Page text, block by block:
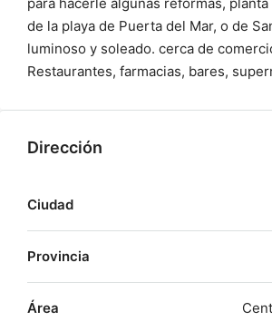
de la playa de Puerta del Mar, o de
luminoso y soleado. cerca de
Restaurantes, farmacias, bares,
Dirección
Ciudad
Provincia
Área